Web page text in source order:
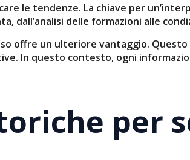
le tendenze. La chiave per
dall’analisi delle formazioni alle
offre un ulteriore vantaggio. Questo
In questo contesto, ogni
per